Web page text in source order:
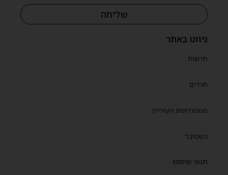
ניווט באתר
חדשות
חרדים
ממסדרונות העירייה
השטיבל
תנאי שימוש
שליחה